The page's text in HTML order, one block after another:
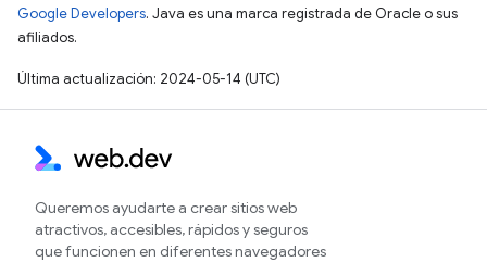
Google Developers. Java es una marca registrada de Oracle o sus
afiliados.
Última actualización: 2024-05-14 (UTC)
Queremos ayudarte a crear sitios web
atractivos, accesibles, rápidos y seguros
que funcionen en diferentes navegadores